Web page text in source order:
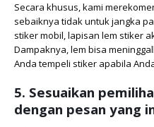
Secara khusus, kami
sebaiknya tidak untuk jangka
stiker mobil, lapisan lem stiker
Dampaknya, lem bisa
Anda tempeli stiker apabila
5. Sesuaikan
dengan pesan yang